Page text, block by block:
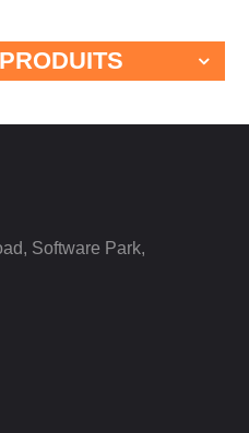
Software Park,